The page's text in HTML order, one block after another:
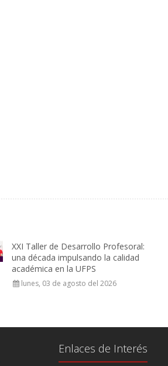
XXI Taller de Desarrollo Profesoral:
una década impulsando la calidad
académica en la UFPS
lunes, 03 de agosto del 2026
Enlaces de Interés